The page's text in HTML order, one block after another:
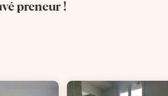
preneur !